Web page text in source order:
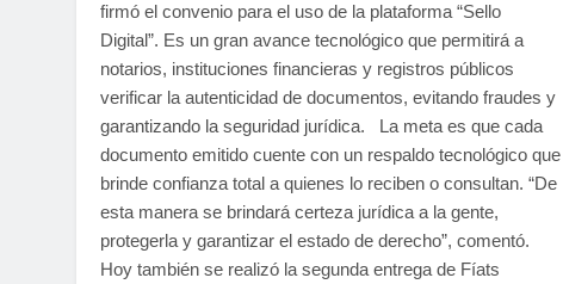
firmó el convenio para el uso de la plataforma “Sello
Digital”. Es un gran avance tecnológico que permitirá a
notarios, instituciones financieras y registros públicos
verificar la autenticidad de documentos, evitando fraudes y
garantizando la seguridad jurídica. La meta es que cada
documento emitido cuente con un respaldo tecnológico que
brinde confianza total a quienes lo reciben o consultan. “De
esta manera se brindará certeza jurídica a la gente,
protegerla y garantizar el estado de derecho”, comentó.
Hoy también se realizó la segunda entrega de Fíats